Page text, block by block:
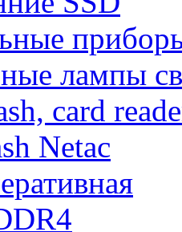
лампы
card
Netac